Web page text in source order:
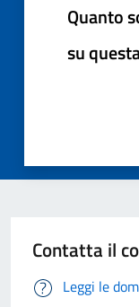
Quanto
su
Contatta il
Leggi le